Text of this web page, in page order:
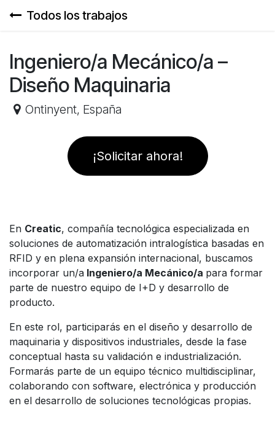
Todos los trabajos
Ingeniero/a Mecánico/a –
Diseño Maquinaria
Ontinyent, España
¡Solicitar ahora!
En Creatic, compañía tecnológica especializada en
soluciones de automatización intralogística basadas en
RFID y en plena expansión internacional, buscamos
incorporar un/a Ingeniero/a Mecánico/a para formar
parte de nuestro equipo de I+D y desarrollo de
producto.
En este rol, participarás en el diseño y desarrollo de
maquinaria y dispositivos industriales, desde la fase
conceptual hasta su validación e industrialización.
Formarás parte de un equipo técnico multidisciplinar,
colaborando con software, electrónica y producción
en el desarrollo de soluciones tecnológicas propias.